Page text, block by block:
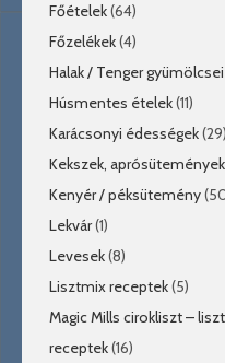
Főételek(64)
Főzelékek(4)
Halak / Tenger gyümölcsei
Húsmentes ételek(11)
Karácsonyi édességek(29)
Kekszek, aprósütemények
Kenyér / péksütemény
Lekvár(1)
Levesek(8)
Lisztmix receptek(5)
Magic Mills cirokliszt –
receptek(16)